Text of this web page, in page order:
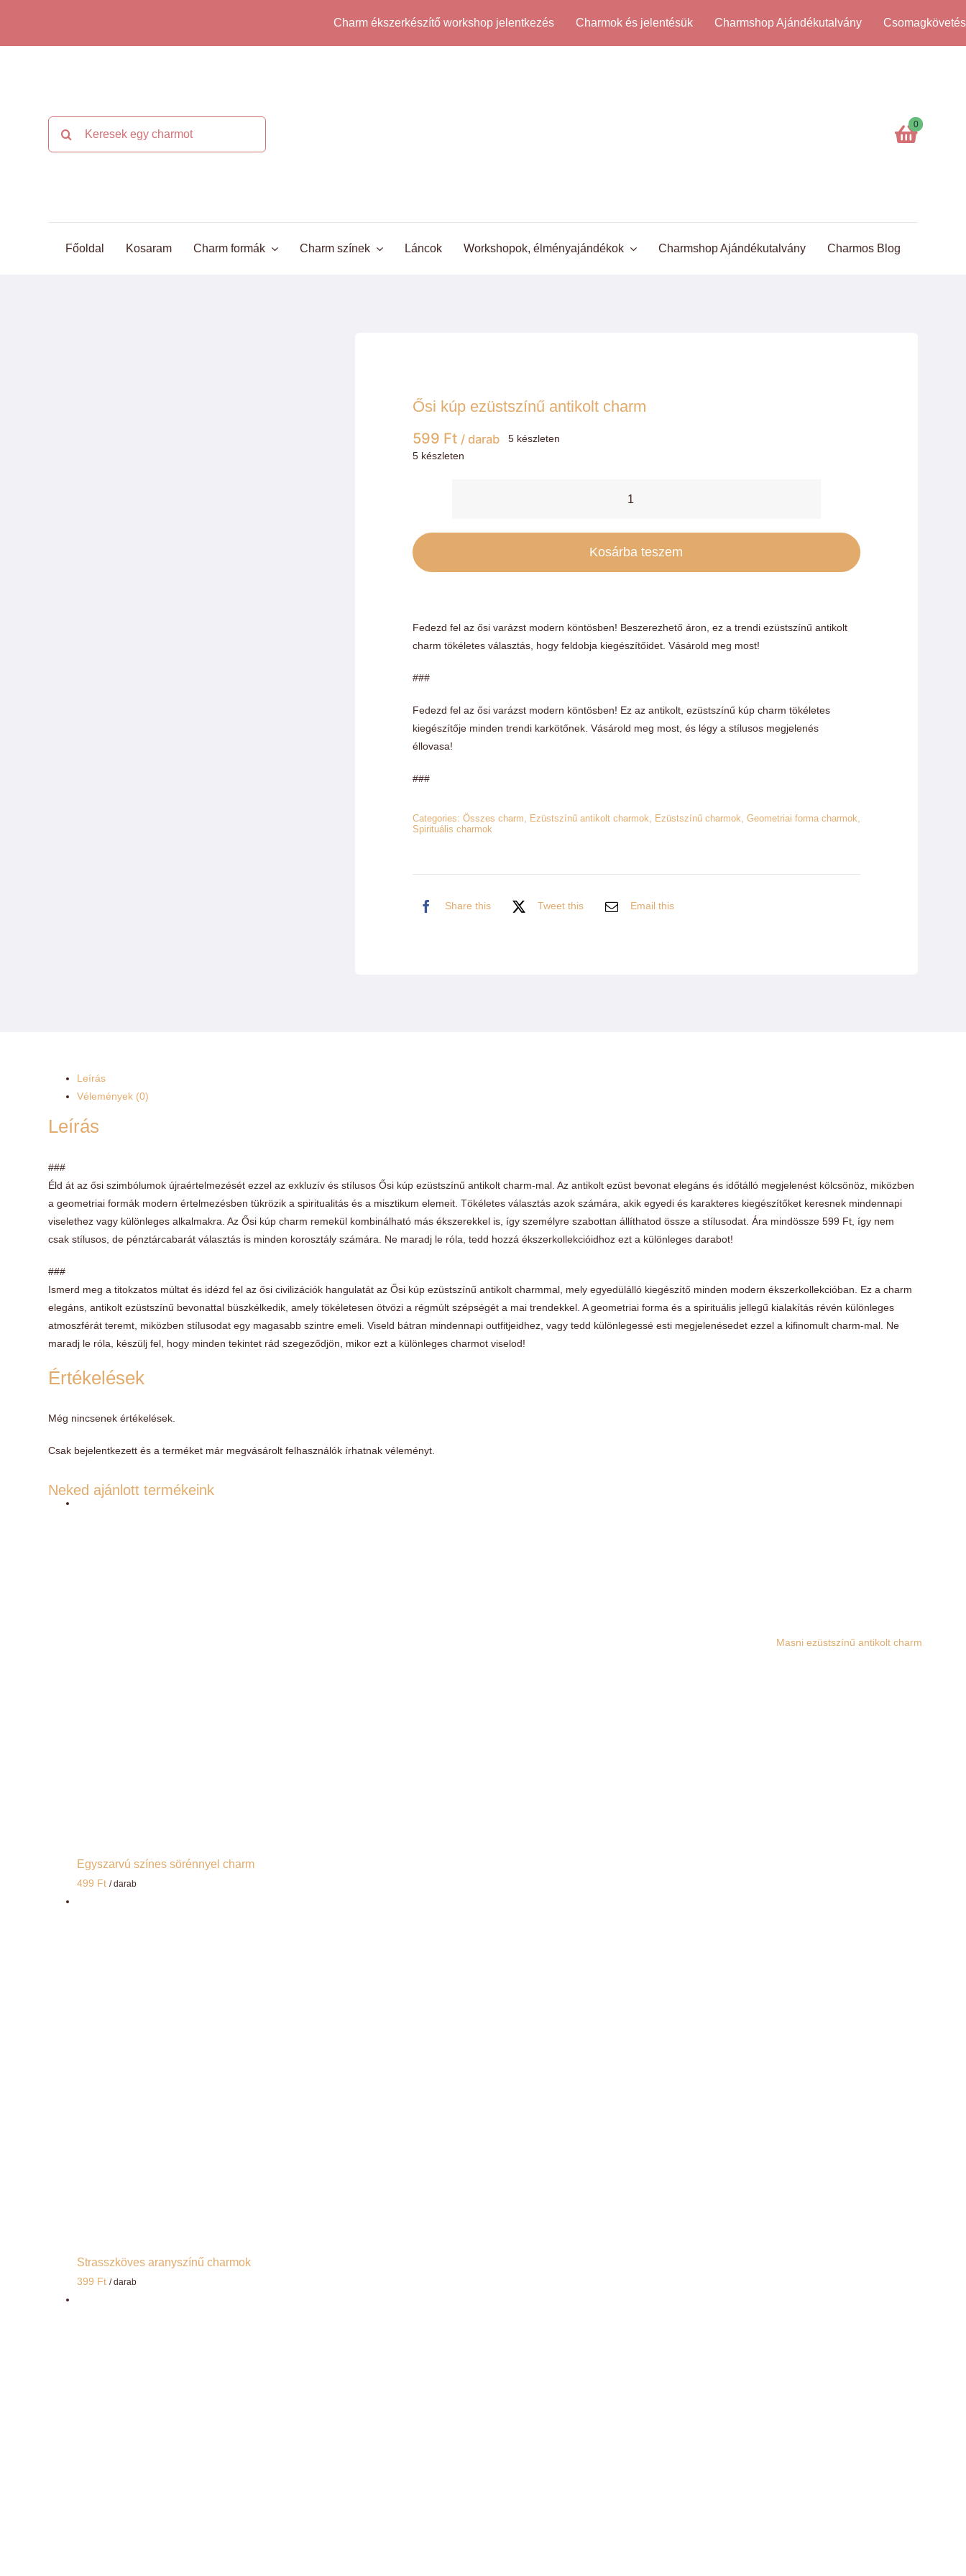
Charm ékszerkészítő workshop jelentkezés Charmok és jelentésük Charmshop Ajándékutalvány Csomagkövetés
Keresés... 0
Főoldal Kosaram Charm formák Charm színek Láncok Workshopok, élményajándékok Charmshop Ajándékutalvány Charmos Blog
Masni ezüstszínű antikolt charm
Ősi kúp ezüstszínű antikolt charm
599 Ft / darab
5 készleten
5 készleten
ezüstszínű
Kosárba teszem
Fedezd fel az ősi varázst modern köntösben! Beszerezhető áron, ez a trendi ezüstszínű antikolt
charm tökéletes választás, hogy feldobja kiegészítőidet. Vásárold meg most!
###
Fedezd fel az ősi varázst modern köntösben! Ez az antikolt, ezüstszínű kúp charm tökéletes
kiegészítője minden trendi karkötőnek. Vásárold meg most, és légy a stílusos megjelenés
éllovasa!
###
Categories: Összes charm, Ezüstszínű antikolt charmok, Ezüstszínű charmok, Geometriai forma charmok,
Spirituális charmok
Share this Tweet this Email this
Leírás
Vélemények (0)
Leírás
###
Éld át az ősi szimbólumok újraértelmezését ezzel az exkluzív és stílusos Ősi kúp ezüstszínű antikolt charm-mal. Az antikolt ezüst bevonat elegáns és időtálló megjelenést kölcsönöz, miközben
a geometriai formák modern értelmezésben tükrözik a spiritualitás és a misztikum elemeit. Tökéletes választás azok számára, akik egyedi és karakteres kiegészítőket keresnek mindennapi
viselethez vagy különleges alkalmakra. Az Ősi kúp charm remekül kombinálható más ékszerekkel is, így személyre szabottan állíthatod össze a stílusodat. Ára mindössze 599 Ft, így nem
csak stílusos, de pénztárcabarát választás is minden korosztály számára. Ne maradj le róla, tedd hozzá ékszerkollekcióidhoz ezt a különleges darabot!
###
Ismerd meg a titokzatos múltat és idézd fel az ősi civilizációk hangulatát az Ősi kúp ezüstszínű antikolt charmmal, mely egyedülálló kiegészítő minden modern ékszerkollekcióban. Ez a charm
elegáns, antikolt ezüstszínű bevonattal büszkélkedik, amely tökéletesen ötvözi a régmúlt szépségét a mai trendekkel. A geometriai forma és a spirituális jellegű kialakítás révén különleges
atmoszférát teremt, miközben stílusodat egy magasabb szintre emeli. Viseld bátran mindennapi outfitjeidhez, vagy tedd különlegessé esti megjelenésedet ezzel a kifinomult charm-mal. Ne
maradj le róla, készülj fel, hogy minden tekintet rád szegeződjön, mikor ezt a különleges charmot viselod!
Értékelések
Még nincsenek értékelések.
Csak bejelentkezett és a terméket már megvásárolt felhasználók írhatnak véleményt.
Neked ajánlott termékeink
Egyszarvú színes sörénnyel charm
499 Ft / darab
Strasszköves aranyszínű charmok
399 Ft / darab